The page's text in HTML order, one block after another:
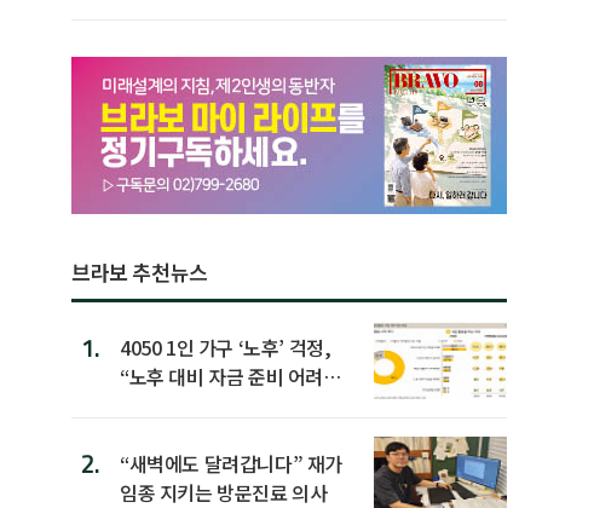
브라보 추천뉴스
1.
4050 1인 가구 ‘노후’ 걱정,
“노후 대비 자금 준비 어려
2.
“새벽에도 달려갑니다” 재가
임종 지키는 방문진료 의사